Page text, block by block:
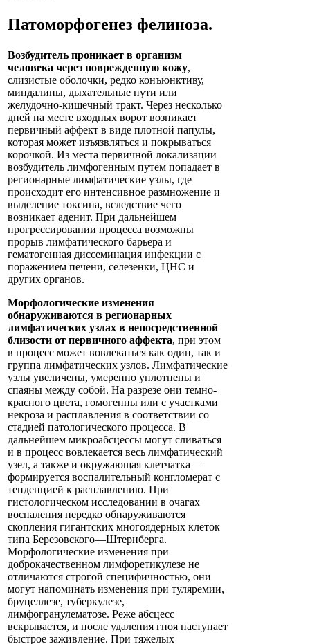
Патоморфогенез фелиноза.
Возбудитель проникает в организм
человека через поврежденную кожу,
слизистые оболочки, редко конъюнктиву,
миндалины, дыхательные пути или
желудочно-кишечный тракт. Через несколько
дней на месте входных ворот возникает
первичный аффект в виде плотной папулы,
которая может изъязвляться и покрываться
корочкой. Из места первичной локализации
возбудитель лимфогенным путем попадает в
регионарные лимфатические узлы, где
происходит его интенсивное размножение и
выделение токсина, вследствие чего
возникает аденит. При дальнейшем
прогрессировании процесса возможны
прорыв лимфатического барьера и
гематогенная диссеминация инфекции с
поражением печени, селезенки, ЦНС и
других органов.
Морфологические изменения
обнаруживаются в регионарных
лимфатических узлах в непосредственной
близости от первичного аффекта, при этом
в процесс может вовлекаться как один, так и
группа лимфатических узлов. Лимфатические
узлы увеличены, умеренно уплотнены и
спаяны между собой. На разрезе они темно-
красного цвета, гомогенны или с участками
некроза и расплавления в соответствии со
стадией патологического процесса. В
дальнейшем микроабсцессы могут сливаться
и в процесс вовлекается весь лимфатический
узел, а также и окружающая клетчатка —
формируется воспалительный конгломерат с
тенденцией к расплавлению. При
гистологическом исследовании в очагах
воспаления нередко обнаруживаются
скопления гигантских многоядерных клеток
типа Березовского—Штернберга.
Морфологические изменения при
доброкачественном лимфоретикулезе не
отличаются строгой специфичностью, они
могут напоминать изменения при туляремии,
бруцеллезе, туберкулезе,
лимфогранулематозе. Реже абсцесс
вскрывается, и после удаления гноя наступает
быстрое заживление. При тяжелых